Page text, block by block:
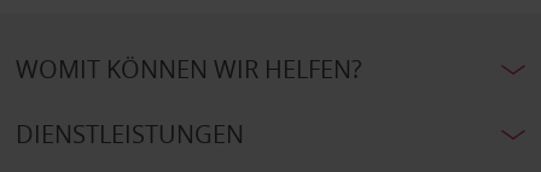
WOMIT KÖNNEN WIR HELFEN?
DIENSTLEISTUNGEN